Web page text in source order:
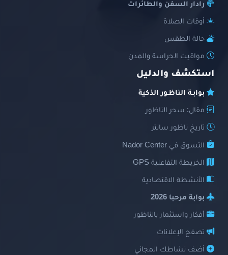
رادار السفن والطائرات
أوقات الصلاة
حالة الطقس
مواقيت الحراسة والمدن
استكشف والدليل
بوابـة الناظـور الذكية
مقال: سحر الناظور
تاريخ ناظور سانتر
التسوق في Nador Center
الخريطة التفاعلية GPS
الأنشطة الاقتصادية
بوابة مرحبا 2026
أفكار واستثمار بالناظور
تصفح الإعلانات
أضف نشاطك المجاني